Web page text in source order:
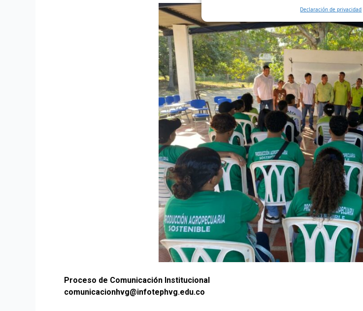
Declaración de privacidad
Proceso de Comunicación Institucional
comunicacionhvg@infotephvg.edu.co